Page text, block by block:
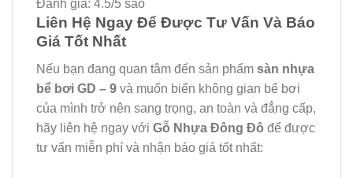
Đánh giá: 4.5/5 sao
Liên Hệ Ngay Để Được Tư Vấn Và Báo
Giá Tốt Nhất
Nếu bạn đang quan tâm đến sản phẩm sàn nhựa
bể bơi GD – 9 và muốn biến không gian bể bơi
của mình trở nên sang trọng, an toàn và đẳng cấp,
hãy liên hệ ngay với Gỗ Nhựa Đông Đô để được
tư vấn miễn phí và nhận báo giá tốt nhất: